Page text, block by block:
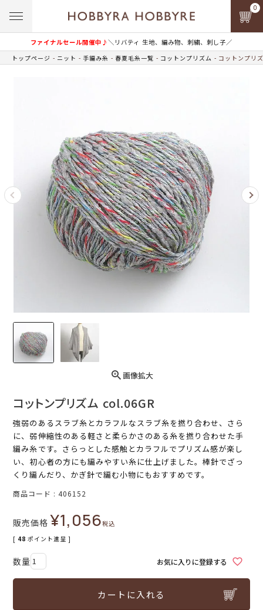
ファイナルセール開催中♪＼リバティ 生地、編み物、刺繍、刺し子／
0
トップページ ニット 手編み糸 春夏毛糸一覧 コットンプリズム コットンプリ
画像拡大
コットンプリズム col.06GR
強弱のあるスラブ糸とカラフルなスラブ糸を撚り合わせ、さら
に、弱伸縮性のある軽さと柔らかさのある糸を撚り合わせた手
編み糸です。さらっとした感触とカラフルでプリズム感が楽し
い、初心者の方にも編みやすい糸に仕上げました。棒針でざっ
くり編んだり、かぎ針で編む小物にもおすすめです。
商品コード 406152
販売価格 ¥1,056税込
[ 48 ポイント進呈 ]
お気に入りに登録する
カートに入れる